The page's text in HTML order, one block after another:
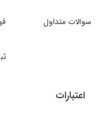
سوالات متداول
اعتبارات